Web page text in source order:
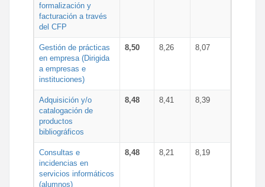
formalización y
facturación a través
del CFP
Gestión de prácticas
en empresa (Dirigida
a empresas e
instituciones)
8,50 8,26 8,07
Adquisición y/o
catalogación de
productos
bibliográficos
8,48 8,41 8,39
Consultas e
incidencias en
servicios informáticos
(alumnos)
8,48 8,21 8,19